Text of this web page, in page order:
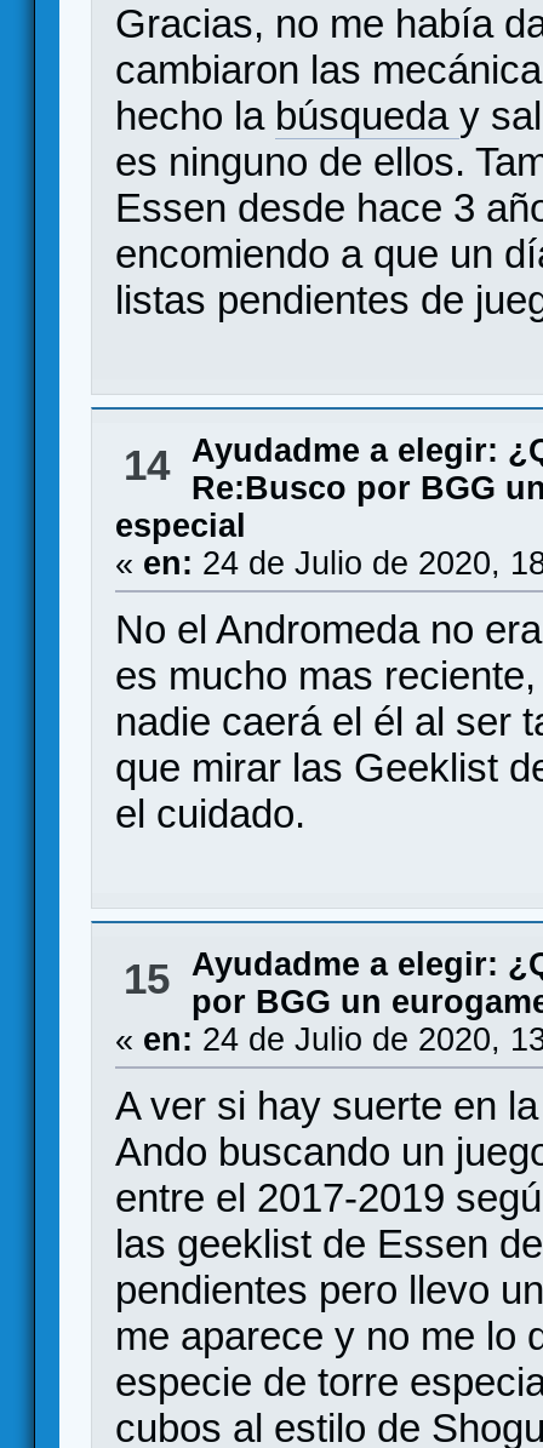
Gracias, no me había
cambiaron las
hecho la búsqueday
es ninguno de ellos.
Essen desde hace 3
encomiendo a que un
listas pendientes de
14 Ayudadme a elegir:
Re:Busco por BGG
especial
« en: 24 de Julio de 2020,
No el Andromeda no
es mucho mas
nadie caerá el él al ser
que mirar las Geeklist
el cuidado.
15 Ayudadme a elegir:
por BGG un
« en: 24 de Julio de 2020,
A ver si hay suerte en
Ando buscando un
entre el 2017-2019
las geeklist de Essen
pendientes pero llevo
me aparece y no me lo
especie de torre
cubos al estilo de